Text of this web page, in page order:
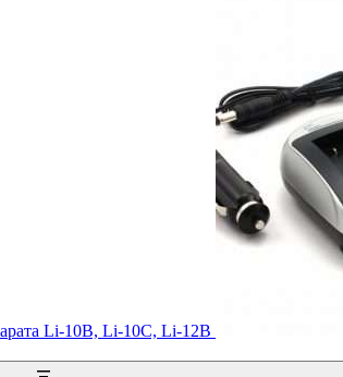
Li-10B, Li-10C, Li-12B